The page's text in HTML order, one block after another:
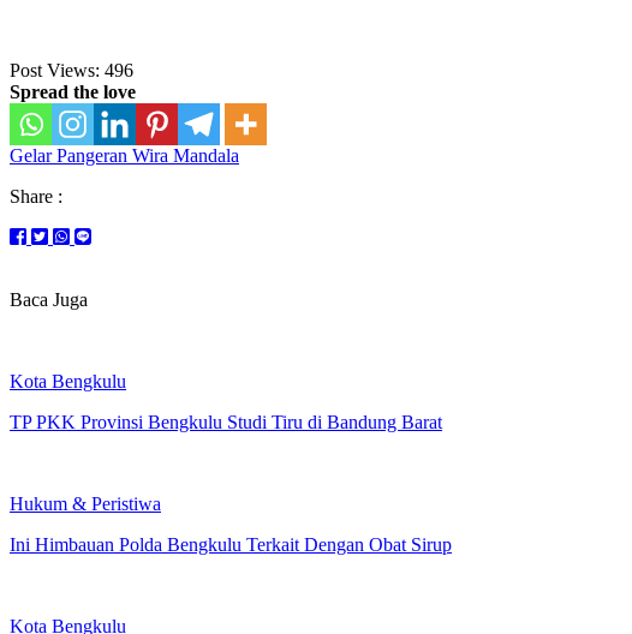
Post Views: 496
Spread the love
Gelar Pangeran Wira Mandala
Share :
Baca Juga
Kota Bengkulu
TP PKK Provinsi Bengkulu Studi Tiru di Bandung Barat
Hukum & Peristiwa
Ini Himbauan Polda Bengkulu Terkait Dengan Obat Sirup
Kota Bengkulu